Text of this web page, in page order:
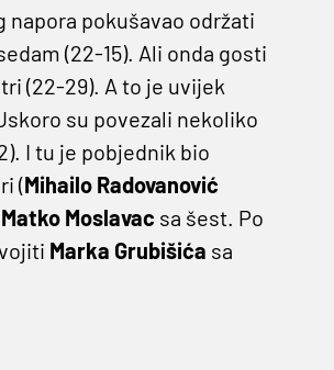
napora pokušavao održati
(22-15). Ali onda gosti
(22-29). A to je uvijek
su povezali nekoliko
I tu je pobjednik bio
(Mihailo Radovanović
Matko Moslavac sa šest. Po
Marka Grubišića sa